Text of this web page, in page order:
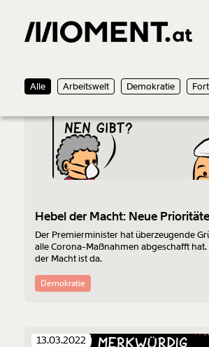
0Treffer
Alle Arbeitswelt Demokratie
20.03.2022
Hebel der Macht: Neue
Der Premierminister hat überzeugende
alle Corona-Maßnahmen abgeschafft hat.
der Macht ist da.
Demokratie
13.03.2022